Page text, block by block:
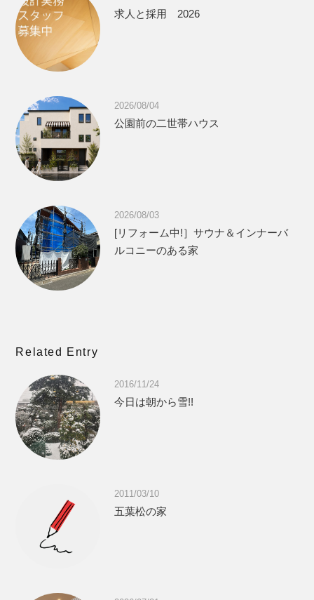
求人と採用 2026
2026/08/04
公園前の二世帯ハウス
2026/08/03
[リフォーム中!］サウナ＆インナーバ
ルコニーのある家
Related Entry
2016/11/24
今日は朝から雪!!
2011/03/10
五葉松の家